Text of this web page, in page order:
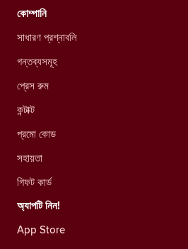
কোম্পানি
সাধারণ প্রশ্নাবলি
গন্তব্যসমূহ
প্রেস রুম
কন্টাক্ট
প্রমো কোড
সহায়তা
গিফট কার্ড
অ্যাপটি নিন!
App Store